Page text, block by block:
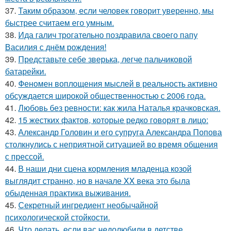
37. Таким образом, если человек говорит уверенно, мы
быстрее считаем его умным.
38. Ида галич трогательно поздравила своего папу
Василия с днём рождения!
39. Представьте себе зверька, легче пальчиковой
батарейки.
40. Феномен воплощения мыслей в реальность активно
обсуждается широкой общественностью с 2006 года.
41. Любовь без ревности: как жила Наталья крачковская.
42. 15 жестких фактов, которые редко говорят в лицо:
43. Александр Головин и его супруга Александра Попова
столкнулись с неприятной ситуацией во время общения
с прессой.
44. В наши дни сцена кормления младенца козой
выглядит странно, но в начале XX века это была
обыденная практика выживания.
45. Секретный ингредиент необычайной
психологической стойкости.